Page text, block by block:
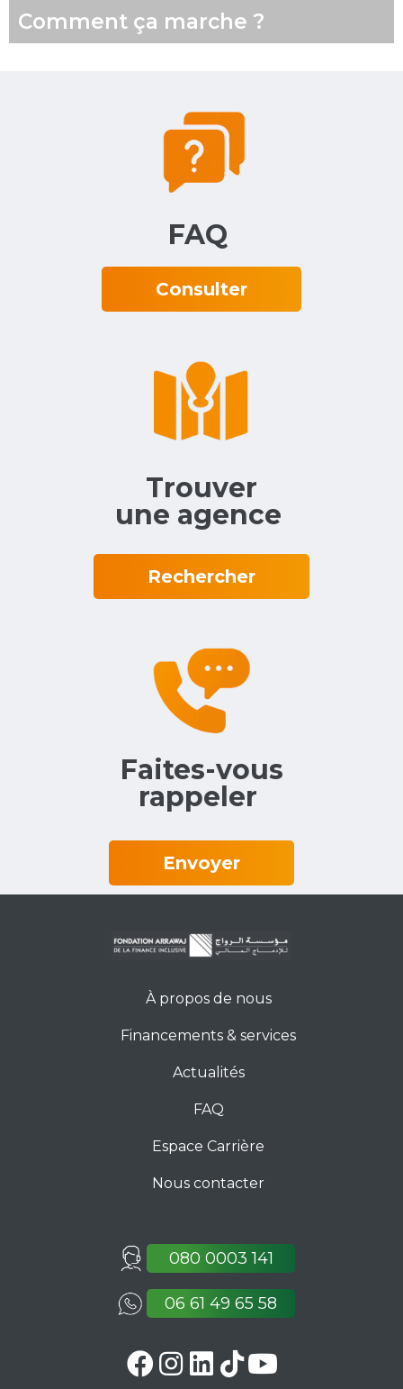
Comment ça marche ?
FAQ‎ ‎
Consulter
Trouver
une agence‎ ‎
Rechercher
Faites-vous
rappeler‎ ‎
Envoyer
À propos de nous
Financements & services
Actualités
FAQ
Espace Carrière
Nous contacter
080 0003 141
06 61 49 65 58